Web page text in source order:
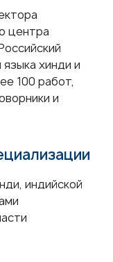
центра
хинди и
100 работ,
и
индийской